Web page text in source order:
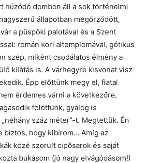
húzódó dombon áll a sok történelmi
állapotban megőrződött,
a püspöki palotával és a Szent
román kori altemplomával, gótikus
szép, miként csodálatos élmény a
kilátás is. A várhegyre kisvonat visz
Épp előttünk megy el, fiatal
érdemes várni a következőre,
fölöttünk, gyalog is
száz méter”-t. Megtettük. Én
biztos, hogy kibírom… Amíg az
közé szorult cipősarok és saját
bukásom (jó nagy elvágódásom!)